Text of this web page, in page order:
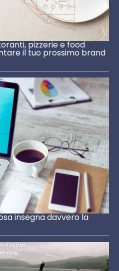
pizzerie e food
il tuo prossimo brand
insegna davvero la